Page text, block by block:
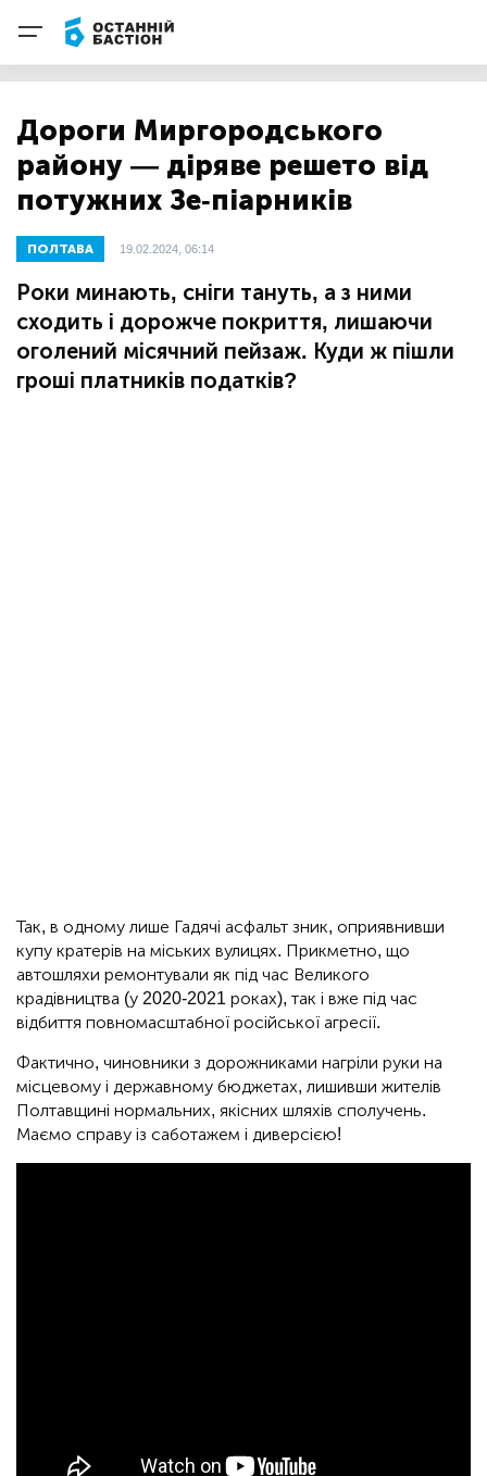
Дороги Миргородського
району — діряве решето від
потужних Зе-піарників
ПОЛТАВА 19.02.2024, 06:14
Роки минають, сніги тануть, а з ними
сходить і дорожче покриття, лишаючи
оголений місячний пейзаж. Куди ж пішли
гроші платників податків?
Так, в одному лише Гадячі асфальт зник, оприявнивши
купу кратерів на міських вулицях. Прикметно, що
автошляхи ремонтували як під час Великого
крадівництва (у 2020-2021 роках), так і вже під час
відбиття повномасштабної російської агресії.
Фактично, чиновники з дорожниками нагріли руки на
місцевому і державному бюджетах, лишивши жителів
Полтавщині нормальних, якісних шляхів сполучень.
Маємо справу із саботажем і диверсією!